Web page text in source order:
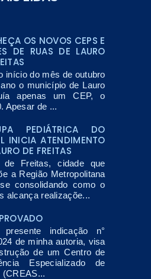
OS NOVOS CEPS E
DE RUAS DE LAURO
início do mês de outubro
o município de Lauro
apenas um CEP, o
Apesar de ...
PEDIÁTRICA DO
INICIA ATENDIMENTO
DE FREITAS
de Freitas, cidade que
a Região Metropolitana
consolidando como o
alcança realizaçõe...
indicação n°
de minha autoria, visa
de um Centro de
Especializado de